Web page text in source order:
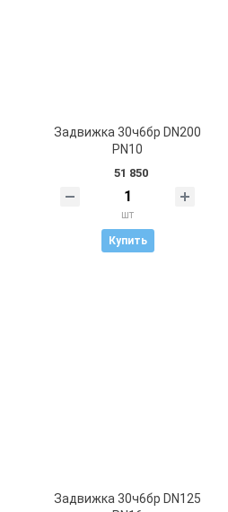
Задвижка 30ч6бр DN200
PN10
51 850
шт
Купить
Задвижка 30ч6бр DN125